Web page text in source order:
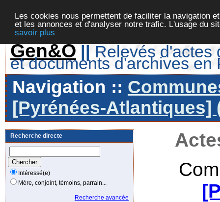
Les cookies nous permettent de faciliter la navigation
et les annonces et d'analyser notre trafic. L'usage du
savoir plus
Gen&O || Relevés d'actes
et documents d'archives en
Navigation ::
[Pyrénées-Atlantiques]
Recherche directe
Intéressé(e)
Mère, conjoint, témoins, parrain...
Recherche avancée